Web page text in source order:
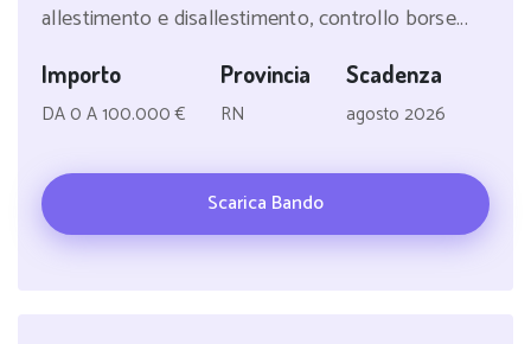
allestimento e disallestimento, controllo borse...
Importo
DA 0 A 100.000 €
Provincia
RN
Scadenza
agosto 2026
Scarica Bando